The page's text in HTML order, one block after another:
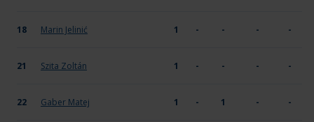
18 Marin Jelinić 1 - - - -
21 Szita Zoltán 1 - - - -
22 Gaber Matej 1 - 1 - -